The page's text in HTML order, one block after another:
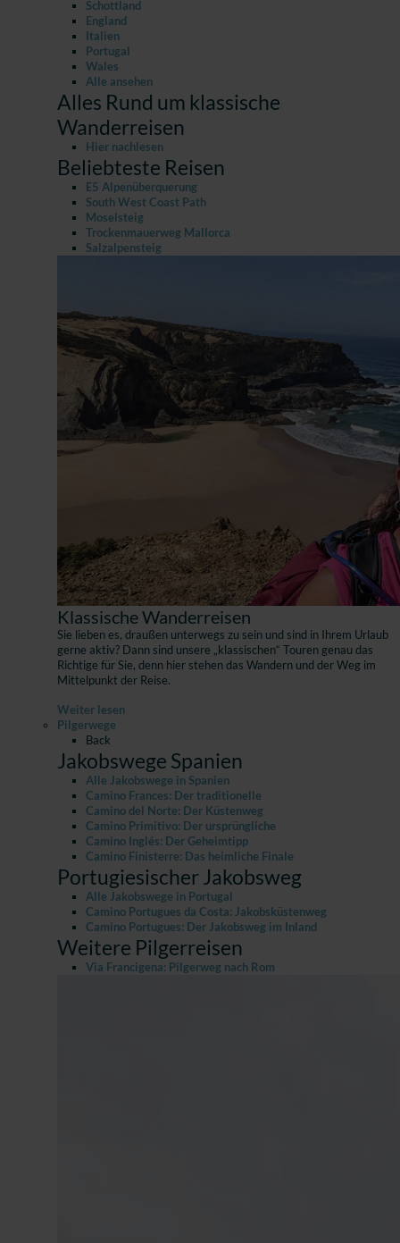
Schottland
England
Italien
Portugal
Wales
Alle ansehen
Alles Rund um klassische
Wanderreisen
Hier nachlesen
Beliebteste Reisen
E5 Alpenüberquerung
South West Coast Path
Moselsteig
Trockenmauerweg Mallorca
Salzalpensteig
Klassische Wanderreisen
Sie lieben es, draußen unterwegs zu sein und sind in Ihrem Urlaub
gerne aktiv? Dann sind unsere „klassischen“ Touren genau das
Richtige für Sie, denn hier stehen das Wandern und der Weg im
Mittelpunkt der Reise.
Weiter lesen
Pilgerwege
Back
Jakobswege Spanien
Alle Jakobswege in Spanien
Camino Frances: Der traditionelle
Camino del Norte: Der Küstenweg
Camino Primitivo: Der ursprüngliche
Camino Inglés: Der Geheimtipp
Camino Finisterre: Das heimliche Finale
Portugiesischer Jakobsweg
Alle Jakobswege in Portugal
Camino Portugues da Costa: Jakobsküstenweg
Camino Portugues: Der Jakobsweg im Inland
Weitere Pilgerreisen
Via Francigena: Pilgerweg nach Rom